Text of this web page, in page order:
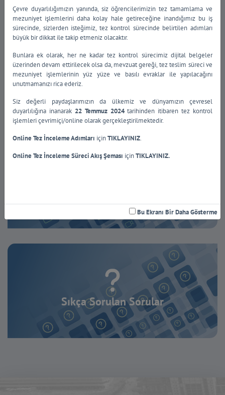
Fotoğraf Galeri
Sıkça Sorulan Sorular
Çevre duyarlılığımızın yanında, siz öğrencilerimizin tez tamamlama ve
mezuniyet işlemlerini daha kolay hale getireceğine inandığımız bu iş
sürecinde, sizlerden isteğimiz, tez kontrol sürecinde belirtilen adımları
büyük bir dikkat ile takip etmeniz olacaktır.
Bunlara ek olarak, her ne kadar tez kontrol sürecimiz dijital belgeler
üzerinden devam ettirilecek olsa da, mevzuat gereği, tez teslim süreci ve
mezuniyet işlemlerinin yüz yüze ve basılı evraklar ile yapılacağını
unutmamanızı rica ederiz.
Siz değerli paydaşlarımızın da ülkemiz ve dünyamızın çevresel
duyarlılığına inanarak 22 Temmuz 2024tarihinden itibaren tez kontrol
işlemleri çevrimiçi/online olarak gerçekleştirilmektedir.
Online Tez İnceleme Adımları içinTIKLAYINIZ.
Online Tez İnceleme Süreci Akış Şeması içinTIKLAYINIZ.
Bu Ekranı Bir Daha Gösterme